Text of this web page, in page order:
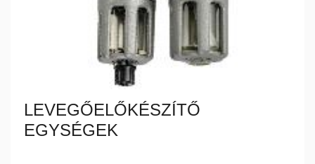
LEVEGŐELŐKÉSZÍTŐ
EGYSÉGEK